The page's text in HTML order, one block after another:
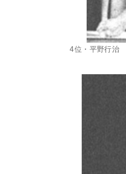
4位・平野行治